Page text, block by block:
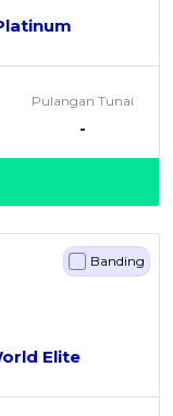
Pulangan Tunai
-
Banding
Elite